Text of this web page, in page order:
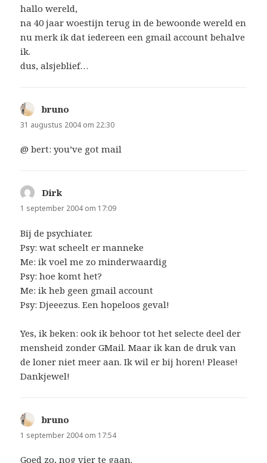
hallo wereld,
na 40 jaar woestijn terug in de bewoonde wereld en
nu merk ik dat iedereen een gmail account behalve
ik.
dus, alsjeblief…
bruno
31 augustus 2004 om 22:30
@ bert: you’ve got mail
Dirkschreef:
1 september 2004 om 17:09
Bij de psychiater.
Psy: wat scheelt er manneke
Me: ik voel me zo minderwaardig
Psy: hoe komt het?
Me: ik heb geen gmail account
Psy: Djeeezus. Een hopeloos geval!
Yes, ik beken: ook ik behoor tot het selecte deel der
mensheid zonder GMail. Maar ik kan de druk van
de loner niet meer aan. Ik wil er bij horen! Please!
Dankjewel!
bruno
1 september 2004 om 17:54
Goed zo, nog vier te gaan.